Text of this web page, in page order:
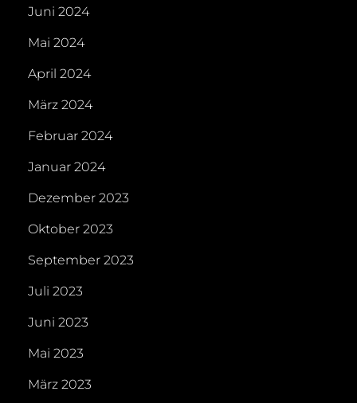
Juni 2024
Mai 2024
April 2024
März 2024
Februar 2024
Januar 2024
Dezember 2023
Oktober 2023
September 2023
Juli 2023
Juni 2023
Mai 2023
März 2023